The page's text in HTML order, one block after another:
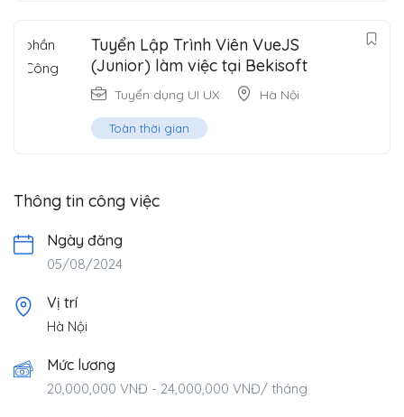
Tuyển Lập Trình Viên VueJS
(Junior) làm việc tại Bekisoft
Tuyển dụng UI UX Hà Nội
Toàn thời gian
Thông tin công việc
Ngày đăng
05/08/2024
Vị trí
Hà Nội
Mức lương
20,000,000 VNĐ - 24,000,000 VNĐ/ tháng